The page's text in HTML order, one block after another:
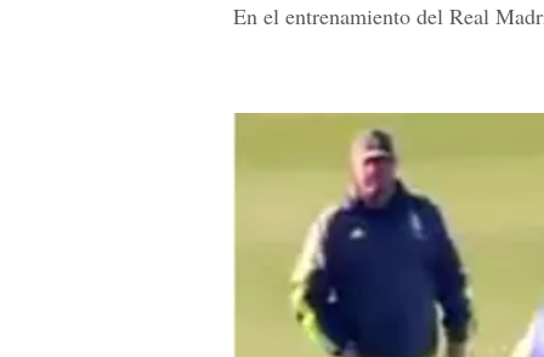
En el entrenamiento del Real